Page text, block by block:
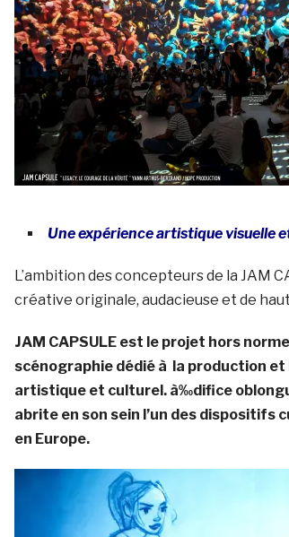
Une expérience artistique visuelle
L’ambition des concepteurs de la JAM
créative originale, audacieuse et de
JAM CAPSULE est le projet hors
scénographie dédié à la production
artistique et culturel. à‰difice
abrite en son sein l’un des
en Europe.